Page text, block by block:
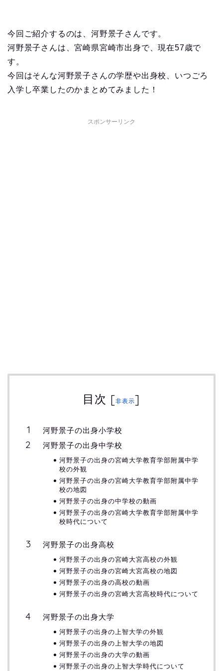
今回ご紹介するのは、河野景子さんです。
河野景子さんは、宮崎県宮崎市出身で、現在57歳で
す。
今回はそんな河野景子さんの学歴や出身校、いつごろ
入学し卒業したのかまとめてみました！
スポンサーリンク
目次 [非表示]
河野景子の出身小学校
河野景子の出身中学校
河野景子の出身の宮崎大学教育学部附属中学
校の外観
河野景子の出身の宮崎大学教育学部附属中学
校の地図
河野景子の出身の中学校の動画
河野景子の出身の宮崎大学教育学部附属中学
校時代について
河野景子の出身高校
河野景子の出身の宮崎大宮高校の外観
河野景子の出身の宮崎大宮高校の地図
河野景子の出身の高校の動画
河野景子の出身の宮崎大宮高校時代について
河野景子の出身大学
河野景子の出身の上智大学の外観
河野景子の出身の上智大学の地図
河野景子の出身の大学の動画
河野景子の出身の上智大学時代について